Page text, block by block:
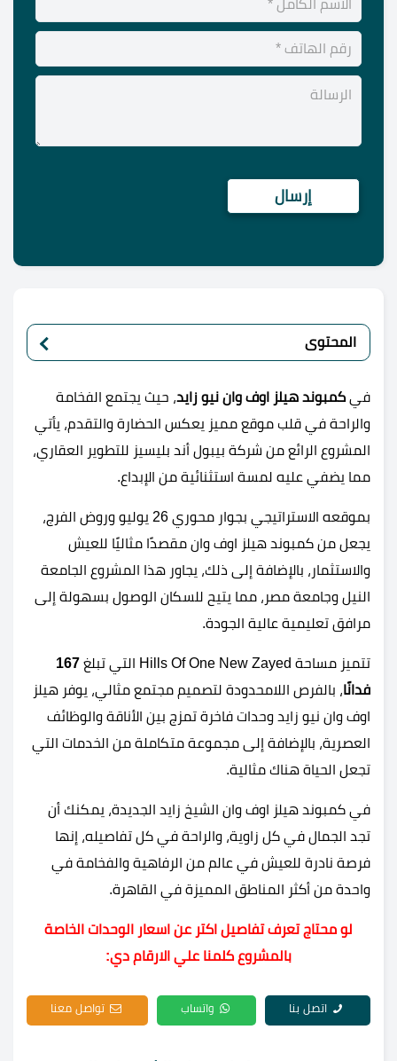
المحتوى
في كمبوند هيلز اوف وان نيو زايد، حيث يجتمع الفخامة
والراحة في قلب موقع مميز يعكس الحضارة والتقدم، يأتي
المشروع الرائع من شركة بيبول أند بليسيز للتطوير العقاري،
مما يضفي عليه لمسة استثنائية من الإبداع.
بموقعه الاستراتيجي بجوار محوري 26 يوليو وروض الفرج،
يجعل من كمبوند هيلز اوف وان مقصدًا مثاليًا للعيش
والاستثمار، بالإضافة إلى ذلك، يجاور هذا المشروع الجامعة
النيل وجامعة مصر، مما يتيح للسكان الوصول بسهولة إلى
مرافق تعليمية عالية الجودة.
تتميز مساحة Hills Of One New Zayed التي تبلغ
167
فدانًا، بالفرص اللامحدودة لتصميم مجتمع مثالي، يوفر هيلز
اوف وان نيو زايد وحدات فاخرة تمزج بين الأناقة والوظائف
العصرية، بالإضافة إلى مجموعة متكاملة من الخدمات التي
تجعل الحياة هناك مثالية.
في كمبوند هيلز اوف وان الشيخ زايد الجديدة، يمكنك أن
تجد الجمال في كل زاوية، والراحة في كل تفاصيله، إنها
فرصة نادرة للعيش في عالم من الرفاهية والفخامة في
واحدة من أكثر المناطق المميزة في القاهرة.
لو محتاج تعرف تفاصيل اكتر عن اسعار الوحدات الخاصة
بالمشروع كلمنا علي الارقام دي:
اتصل بنا واتساب تواصل معنا